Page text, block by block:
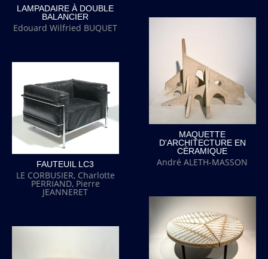
LAMPADAIRE À DOUBLE
BALANCIER
Edouard Wilfried BUQUET
MAQUETTE
D'ARCHITECTURE EN
CÉRAMIQUE
André ALETH-MASSON
FAUTEUIL LC3
LE CORBUSIER, Charlotte
PERRIAND, Pierre
JEANNERET